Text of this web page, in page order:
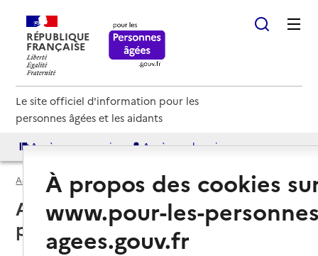
RÉPUBLIQUE
FRANÇAISE
Le site officiel d'information pour les
personnes âgées et les aidants
Accès aux annuaires Accès par besoin
Accueil Espace annuaire Soins palliatifs
Annuaire des services de soins
palliatifs
À propos des cookies
www.pour-les-
agees.gouv.fr